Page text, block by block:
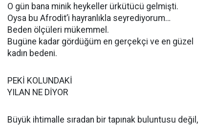
O gün bana minik heykeller ürkütücü gelmişti.
Oysa bu Afrodit’i hayranlıkla seyrediyorum…
Beden ölçüleri mükemmel.
Bugüne kadar gördüğüm en gerçekçi ve en güzel
kadın bedeni.
PEKİ KOLUNDAKİ
YILAN NE DİYOR
Büyük ihtimalle sıradan bir tapınak buluntusu değil,